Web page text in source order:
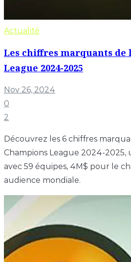
Actualité
Les chiffres marquants de
League 2024-2025
Nov 26, 2024
0
2
Découvrez les 6 chiffres
Champions League 2024-2025,
avec 59 équipes, 4M$ pour le
audience mondiale.